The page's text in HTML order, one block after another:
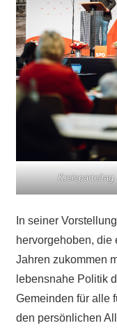
Kreisparteitag
In seiner
hervorgehoben, die
Jahren zukommen
lebensnahe Politik
Gemeinden für alle
den persönlichen